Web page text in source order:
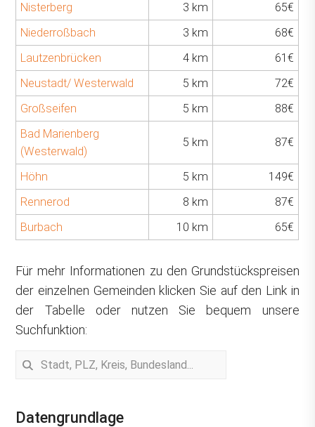
Nisterberg 3 km
65€
Niederroßbach
3 km
68€
Lautzenbrücken
4 km
61€
Neustadt/ Westerwald
5 km
72€
Großseifen
5 km
88€
Bad Marienberg
(Westerwald)
5 km 87€
Höhn 5 km
149€
Rennerod
8 km
87€
Burbach
10 km 65€
Für mehr Informationen zu den Grundstückspreisen
der einzelnen Gemeinden klicken Sie auf den Link in
der Tabelle oder nutzen Sie bequem unsere
Suchfunktion:
Datengrundlage